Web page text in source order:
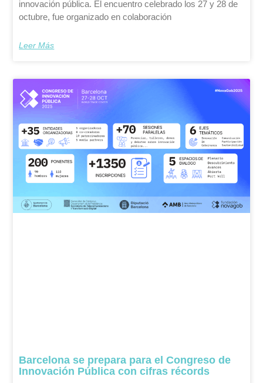
innovación pública. El encuentro celebrado los 27 y 28 de
octubre, fue organizado en colaboración
Leer Más
Barcelona se prepara para el Congreso de
Innovación Pública con cifras récords